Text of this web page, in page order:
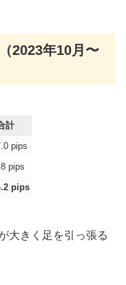
2023年10月〜
計
pips
pips
pips
大きく足を引っ張る